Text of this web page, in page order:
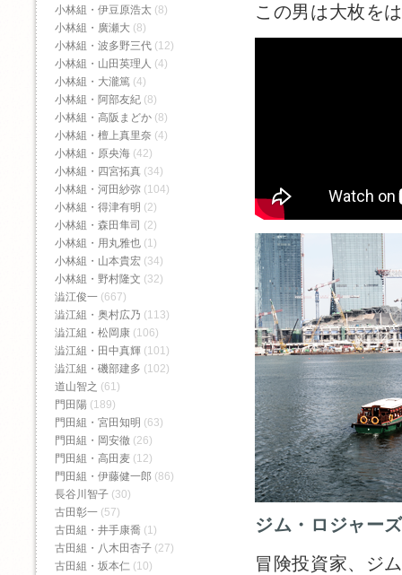
この男は大枚を
ジム・ロジャー
冒険投資家、ジ
小林組・伊豆原浩太 (8)
小林組・廣瀬大 (8)
小林組・波多野三代 (12)
小林組・山田英理人 (4)
小林組・大瀧篤 (4)
小林組・阿部友紀 (8)
小林組・高阪まどか (8)
小林組・檀上真里奈 (4)
小林組・原央海 (42)
小林組・四宮拓真 (34)
小林組・河田紗弥 (104)
小林組・得津有明 (2)
小林組・森田隼司 (2)
小林組・用丸雅也 (1)
小林組・山本貴宏 (34)
小林組・野村隆文 (32)
澁江俊一 (667)
澁江組・奥村広乃 (113)
澁江組・松岡康 (106)
澁江組・田中真輝 (101)
澁江組・磯部建多 (102)
道山智之 (61)
門田陽 (189)
門田組・宮田知明 (63)
門田組・岡安徹 (26)
門田組・高田麦 (12)
門田組・伊藤健一郎 (86)
長谷川智子 (30)
古田彰一 (57)
古田組・井手康喬 (1)
古田組・八木田杏子 (27)
古田組・坂本仁 (10)